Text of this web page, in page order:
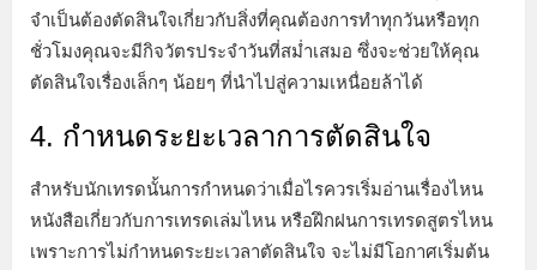
จำเป็นต้องตัดสินใจเกี่ยวกับสิ่งที่คุณต้องการทำทุกวันหรือทุก
ชั่วโมงคุณจะมีกิจวัตรประจำวันที่สม่ำเสมอ ซึ่งจะช่วยให้คุณ
ตัดสินใจเรื่องเล็กๆ น้อยๆ ที่นำไปสู่ความเหนื่อยล้าได้
4. กำหนดระยะเวลาการตัดสินใจ
สำหรับนักเทรดนั้นการกำหนดว่าเมื่อไรควรเริ่มอ่านเรื่องไหน
หนังสือเกี่ยวกับการเทรดเล่มไหน หรือฝึกฝนการเทรดสูตรไหน
เพราะการไม่กำหนดระยะเวลาตัดสินใจ จะไม่มีโอกาศเริ่มต้น